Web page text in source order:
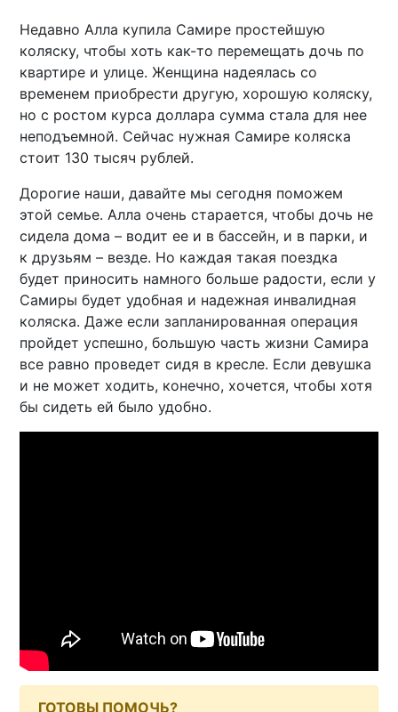
Недавно Алла купила Самире простейшую
коляску, чтобы хоть как-то перемещать дочь по
квартире и улице. Женщина надеялась со
временем приобрести другую, хорошую коляску,
но с ростом курса доллара сумма стала для нее
неподъемной. Сейчас нужная Самире коляска
стоит 130 тысяч рублей.
Дорогие наши, давайте мы сегодня поможем
этой семье. Алла очень старается, чтобы дочь не
сидела дома – водит ее и в бассейн, и в парки, и
к друзьям – везде. Но каждая такая поездка
будет приносить намного больше радости, если у
Самиры будет удобная и надежная инвалидная
коляска. Даже если запланированная операция
пройдет успешно, большую часть жизни Самира
все равно проведет сидя в кресле. Если девушка
и не может ходить, конечно, хочется, чтобы хотя
бы сидеть ей было удобно.
ГОТОВЫ ПОМОЧЬ?